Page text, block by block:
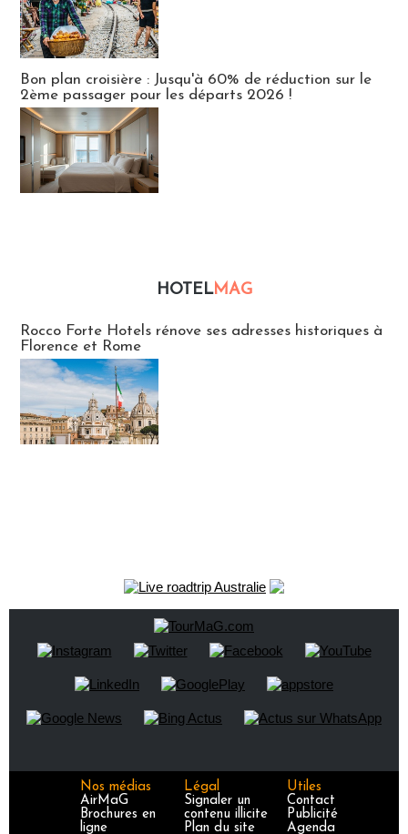
Bon plan croisière : Jusqu'à 60% de réduction sur le
2ème passager pour les départs 2026 !
HOTELMAG
Rocco Forte Hotels rénove ses adresses historiques à
Florence et Rome
Nos médias
AirMaG
Brochures en
ligne
Légal
Signaler un
contenu illicite
Plan du site
Utiles
Contact
Publicité
Agenda